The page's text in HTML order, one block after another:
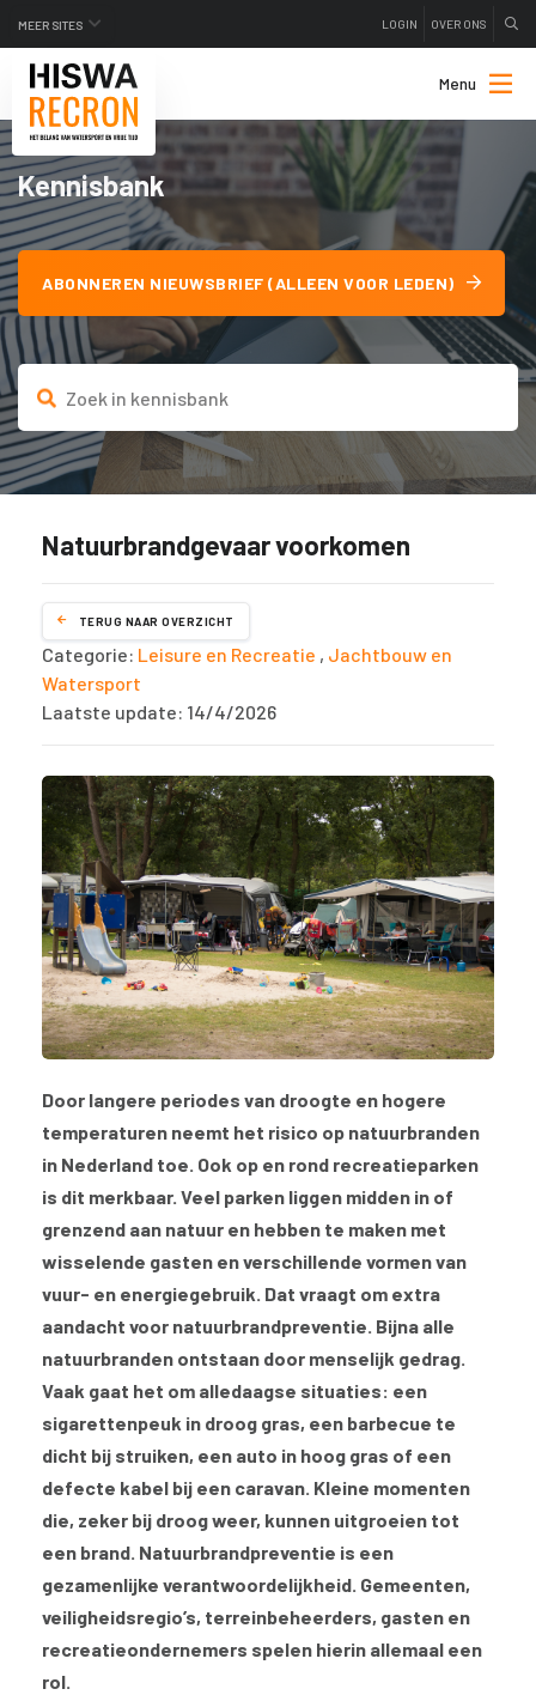
MEER SITES LOGIN OVER ONS
Menu
Kennisbank
ABONNEREN NIEUWSBRIEF (ALLEEN VOOR LEDEN)
Natuurbrandgevaar voorkomen
TERUG NAAR OVERZICHT
Categorie: Leisure en Recreatie , Jachtbouw en
Watersport
Laatste update: 14/4/2026
Door langere periodes van droogte en hogere
temperaturen neemt het risico op natuurbranden
in Nederland toe. Ook op en rond recreatieparken
is dit merkbaar. Veel parken liggen midden in of
grenzend aan natuur en hebben te maken met
wisselende gasten en verschillende vormen van
vuur- en energiegebruik. Dat vraagt om extra
aandacht voor natuurbrandpreventie. Bijna alle
natuurbranden ontstaan door menselijk gedrag.
Vaak gaat het om alledaagse situaties: een
sigarettenpeuk in droog gras, een barbecue te
dicht bij struiken, een auto in hoog gras of een
defecte kabel bij een caravan. Kleine momenten
die, zeker bij droog weer, kunnen uitgroeien tot
een brand. Natuurbrandpreventie is een
gezamenlijke verantwoordelijkheid. Gemeenten,
veiligheidsregio’s, terreinbeheerders, gasten en
recreatieondernemers spelen hierin allemaal een
rol.